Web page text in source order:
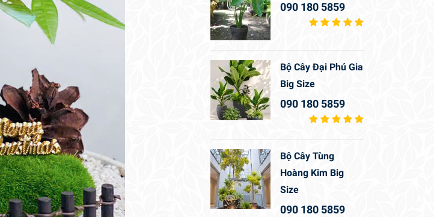
090 180 5859
Bộ Cây Đại Phú Gia
Big Size
090 180 5859
Bộ Cây Tùng
Hoàng Kim Big
Size
090 180 5859